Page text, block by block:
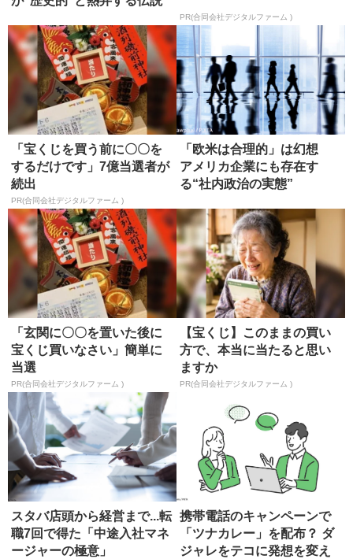
PR(合同会社デジタルファーム )
「宝くじを買う前に〇〇を
するだけです」7億当選者が
続出
PR(合同会社デジタルファーム )
「欧米は合理的」は幻想
アメリカ企業にも存在す
る“社内政治の実態”
「玄関に〇〇を置いた後に
宝くじ買いなさい」簡単に
当選
PR(合同会社デジタルファーム )
【宝くじ】このままの買い
方で、本当に当たると思い
ますか
PR(合同会社デジタルファーム )
スタバ店頭から経営まで...転
職7回で得た「中途入社マネ
ージャーの極意」
携帯電話のキャンペーンで
「ツナカレー」を配布？ ダ
ジャレをテコに発想を変え